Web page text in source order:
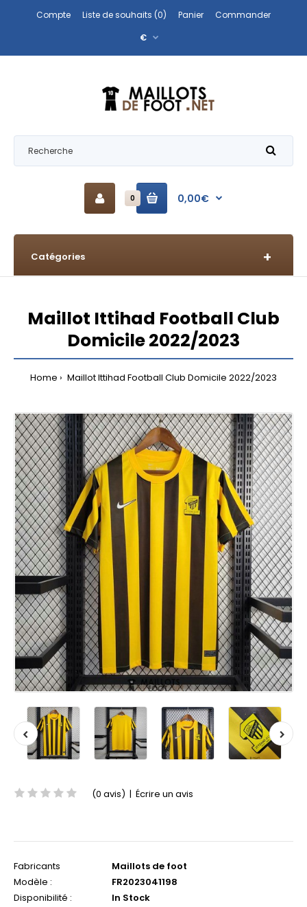
Compte Liste de souhaits (0) Panier
Commander
€
0 0,00€
Catégories
Maillot Ittihad Football Club
Domicile 2022/2023
Home Maillot Ittihad Football Club Domicile 2022/2023
(0 avis) | Écrire un avis
Fabricants
Maillots de foot
Modèle :
FR2023041198
Disponibilité :
In Stock